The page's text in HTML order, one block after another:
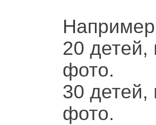
20
фото.
30
фото.